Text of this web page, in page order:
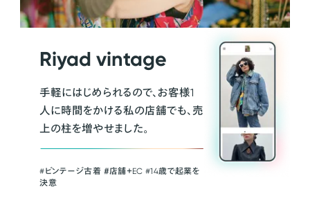
Riyad vintage
手軽にはじめられるので、お客様1
人に時間をかける私の店舗でも、売
上の柱を増やせました。
#ビンテージ古着 ＃店舗＋EC #14歳で起業を
決意